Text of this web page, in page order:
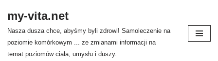
my-vita.net
Nasza dusza chce, abyśmy byli zdrowi! Samoleczenie na
poziomie komórkowym ... ze zmianami informacji na
temat poziomów ciała, umysłu i duszy.